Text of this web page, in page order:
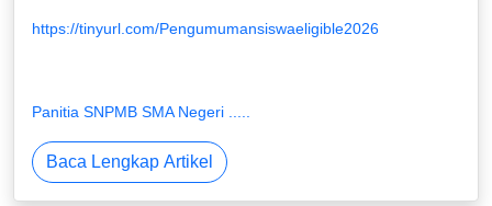
https://tinyurl.com/Pengumumansiswaeligible2026
Panitia SNPMB SMA Negeri .....
Baca Lengkap Artikel